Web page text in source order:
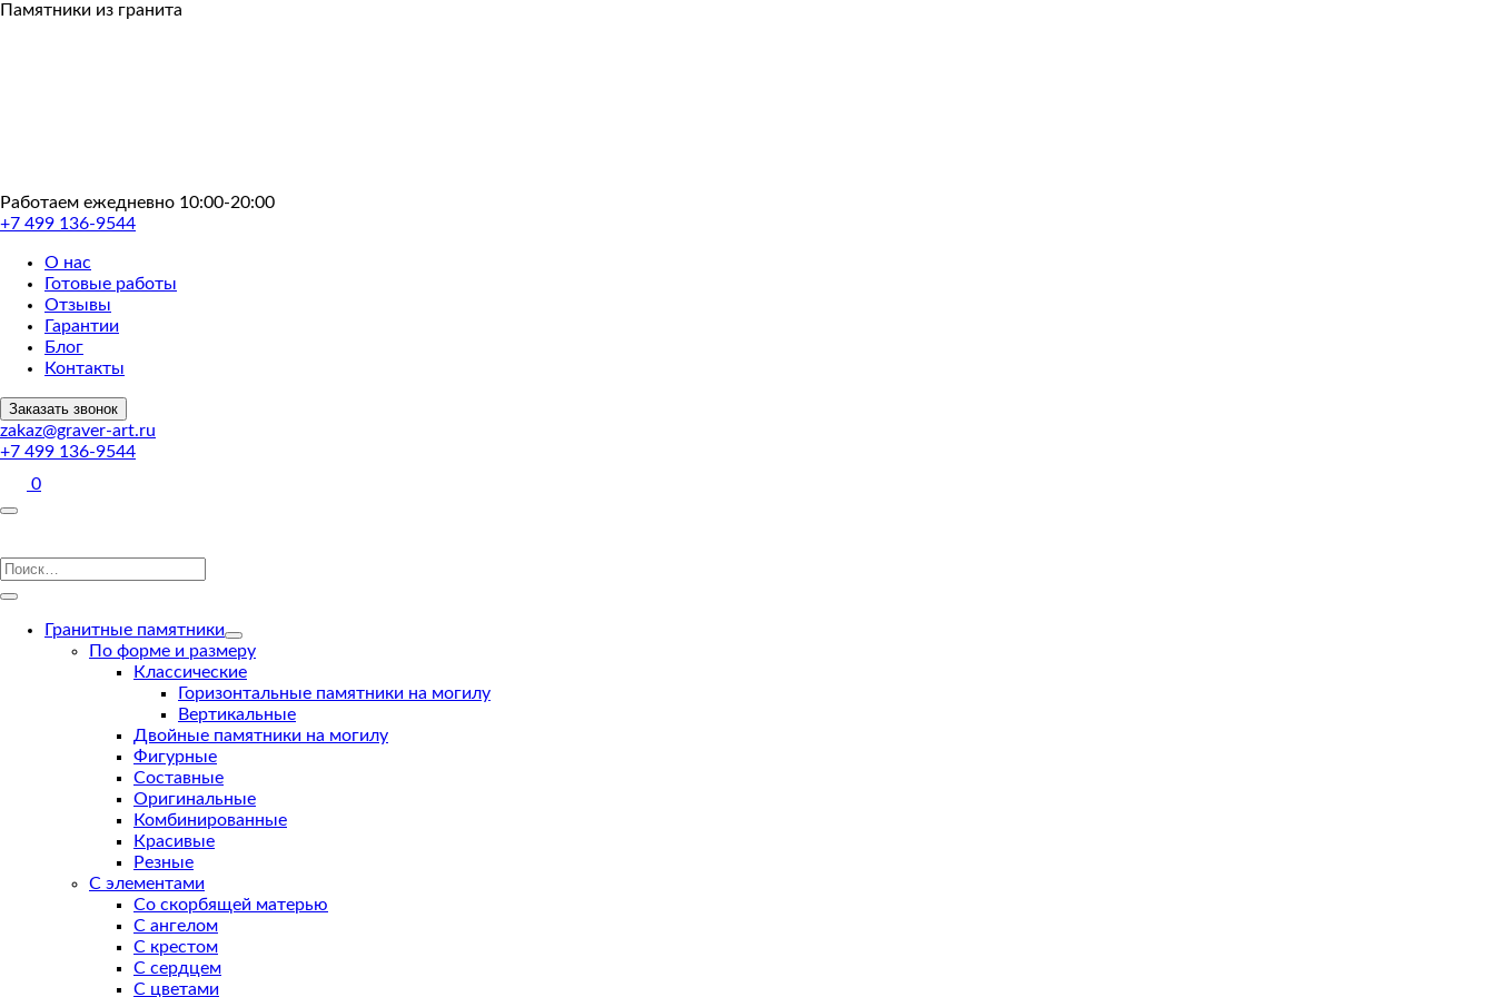
Пропустить
Памятники из гранита
Работаем ежедневно 10:00-20:00
+7 499 136-9544
О нас
Готовые работы
Отзывы
Гарантии
Блог
Контакты
Заказать звонок
zakaz@graver-art.ru
+7 499 136-9544
0
Гранитные памятники
По форме и размеру
Классические
Горизонтальные памятники на могилу
Вертикальные
Двойные памятники на могилу
Фигурные
Составные
Оригинальные
Комбинированные
Красивые
Резные
С элементами
Со скорбящей матерью
С ангелом
С крестом
С сердцем
С цветами